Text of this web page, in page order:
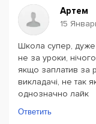
Артем
15
Школа супер, дуже
не за уроки,
якщо заплатив за
викладачі, не так
однозначно лайк
Ответить